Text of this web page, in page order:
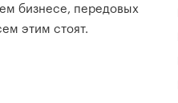
бизнесе, передовых
этим стоят.